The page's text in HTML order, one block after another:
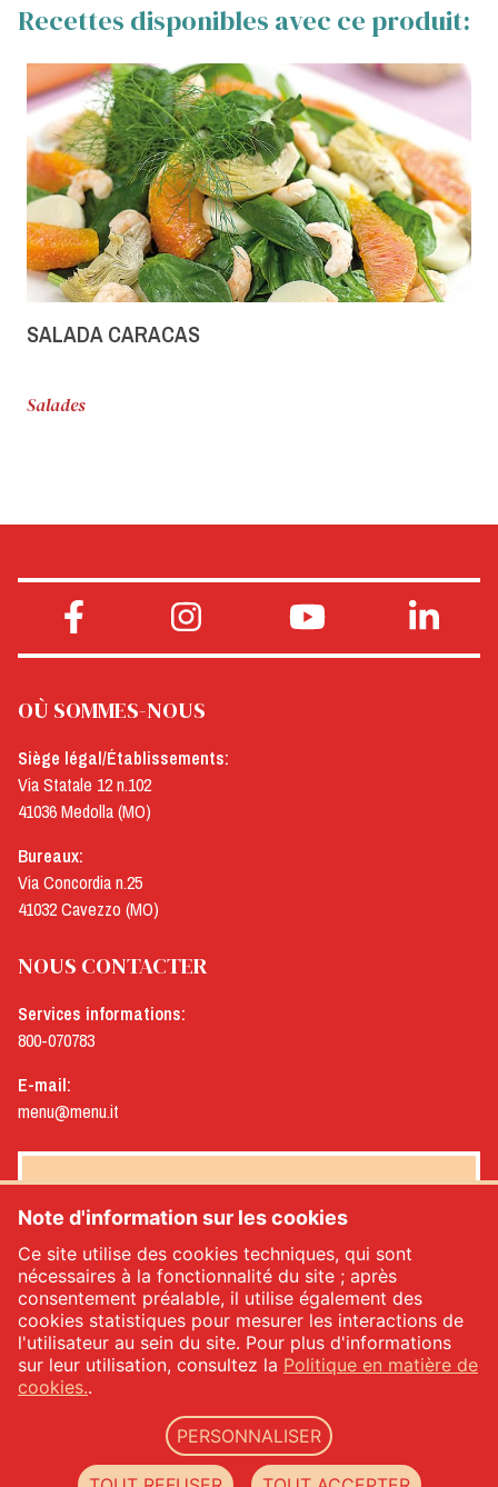
Recettes disponibles avec ce produit:
SALADA CARACAS
Salades
OÙ SOMMES-NOUS
Siège légal/Établissements:
Via Statale 12 n.102
41036 Medolla (MO)
Bureaux:
Via Concordia n.25
41032 Cavezzo (MO)
NOUS CONTACTER
Services informations:
800-070783
E-mail:
menu@menu.it
NEWSLETTER MENÙ
Oui, je souhaite recevoir la newsletter de Menù*
INSCRIVEZ-VOUS
Menù srl - Dal 1932 Produttori Specialità Alimentari - code TVA: IT00333120368 - REA
Note d'information sur les cookies
Ce site utilise des cookies techniques, qui sont
nécessaires à la fonctionnalité du site ; après
consentement préalable, il utilise également des
cookies statistiques pour mesurer les interactions de
l'utilisateur au sein du site. Pour plus d'informations
sur leur utilisation, consultez la Politique en matière de
cookies..
PERSONNALISER